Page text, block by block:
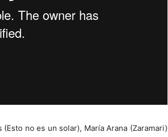
no es un solar), María Arana (Zaramari)